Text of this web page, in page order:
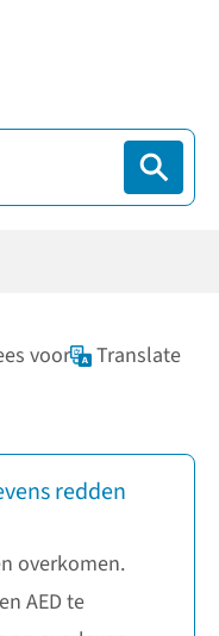
voor Translate
redden
overkomen.
AED te